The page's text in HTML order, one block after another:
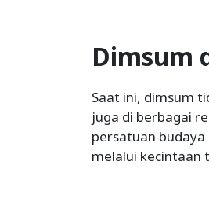
Dimsum
Saat ini, dimsum
juga di berbagai
persatuan
melalui kecintaan